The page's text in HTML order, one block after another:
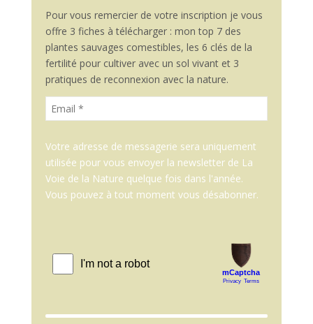
Pour vous remercier de votre inscription je vous
offre 3 fiches à télécharger : mon top 7 des
plantes sauvages comestibles, les 6 clés de la
fertilité pour cultiver avec un sol vivant et 3
pratiques de reconnexion avec la nature.
Votre adresse de messagerie sera uniquement
utilisée pour vous envoyer la newsletter de La
Voie de la Nature quelque fois dans l'année.
Vous pouvez à tout moment vous désabonner.